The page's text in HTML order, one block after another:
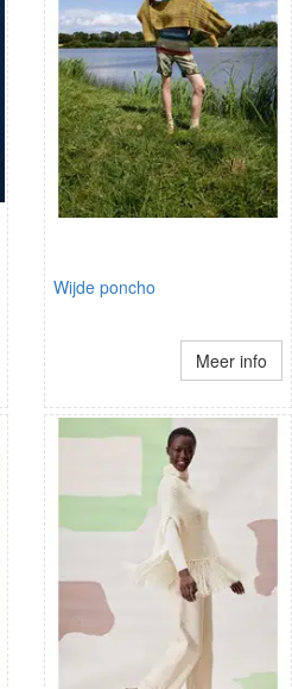
Wijde poncho
Meer info